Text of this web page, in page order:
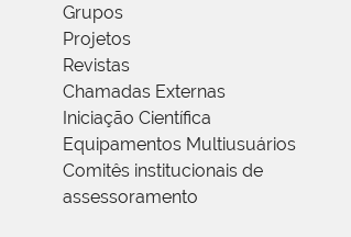
Grupos
Projetos
Revistas
Chamadas Externas
Iniciação Científica
Equipamentos Multiusuários
Comitês institucionais de
assessoramento